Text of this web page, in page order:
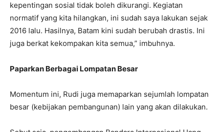
kepentingan sosial tidak boleh dikurangi. Kegiatan
normatif yang kita hilangkan, ini sudah saya lakukan sejak
2016 lalu. Hasilnya, Batam kini sudah berubah drastis. Ini
juga berkat kekompakan kita semua,” imbuhnya.
Paparkan Berbagai Lompatan Besar
Momentum ini, Rudi juga memaparkan sejumlah lompatan
besar (kebijakan pembangunan) lain yang akan dilakukan.